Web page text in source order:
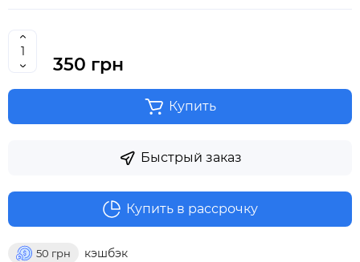
350 грн
Купить
Быстрый заказ
50 грн кэшбэк
Купить в рассрочку